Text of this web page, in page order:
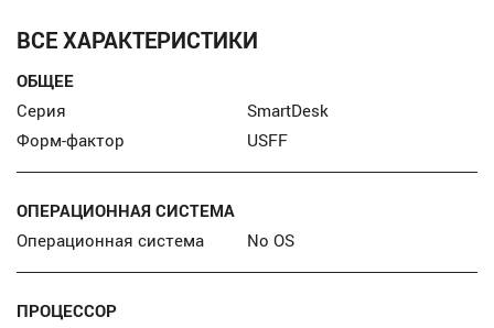
ВСЕ ХАРАКТЕРИСТИКИ
ОБЩЕЕ
Серия
SmartDesk
Форм-фактор
USFF
ОПЕРАЦИОННАЯ СИСТЕМА
Операционная система
No OS
ПРОЦЕССОР